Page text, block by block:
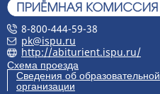
8-800-444-59-38
pk@ispu.ru
http://abiturient.ispu.ru/
Схема проезда
Сведения об образовательной
организации